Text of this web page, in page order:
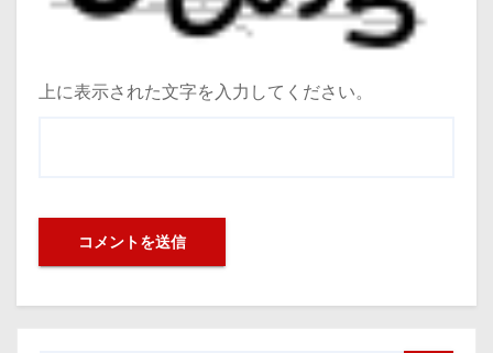
上に表示された文字を入力してください。